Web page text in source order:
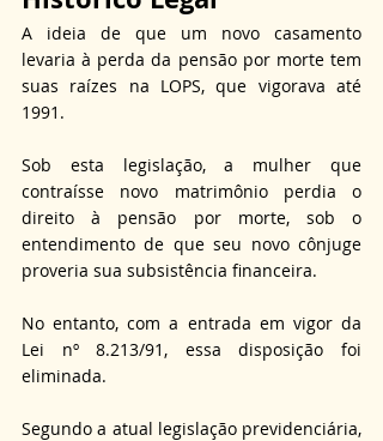
A ideia de que um novo casamento
levaria à perda da pensão por morte tem
suas raízes na LOPS, que vigorava até
1991.
Sob esta legislação, a mulher que
contraísse novo matrimônio perdia o
direito à pensão por morte, sob o
entendimento de que seu novo cônjuge
proveria sua subsistência financeira.
No entanto, com a entrada em vigor da
Lei nº 8.213/91, essa disposição foi
eliminada.
Segundo a atual legislação previdenciária,